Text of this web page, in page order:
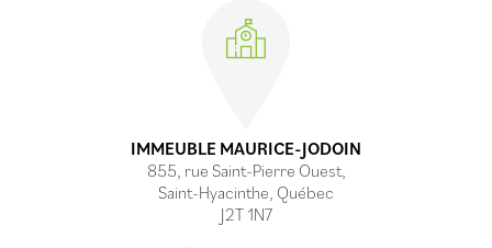
Établissements
IMMEUBLE MAURICE-JODOIN
855, rue Saint-Pierre Ouest,
Saint-Hyacinthe, Québec
J2T 1N7